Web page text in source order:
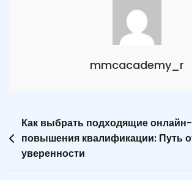
mmcacademy_r
Навигация
по
записям
Как выбрать подходящие
повышения квалификации: Путь
уверенности